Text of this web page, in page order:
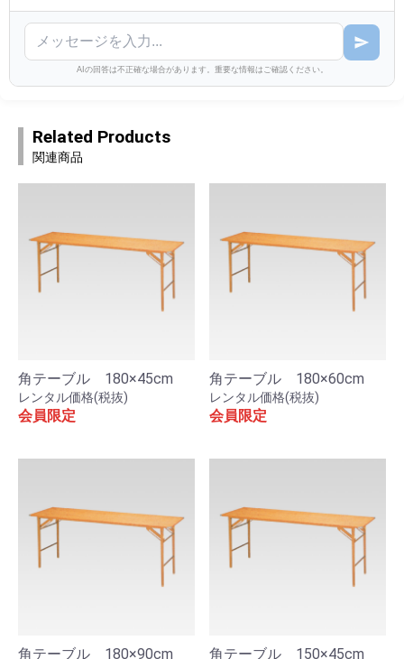
AIの回答は不正確な場合があります。重要な情報はご確認ください。
Related Products
関連商品
角テーブル 180×45cm
レンタル価格(税抜)
会員限定
角テーブル 180×60cm
レンタル価格(税抜)
会員限定
角テーブル 180×90cm 角テーブル 150×45cm